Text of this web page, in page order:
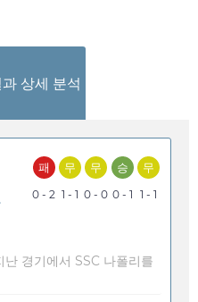
상세 분석
패
0 - 2
무
1 - 1
무
0 - 0
승
0 - 1
무
1 - 1
경기에서 SSC 나폴리를